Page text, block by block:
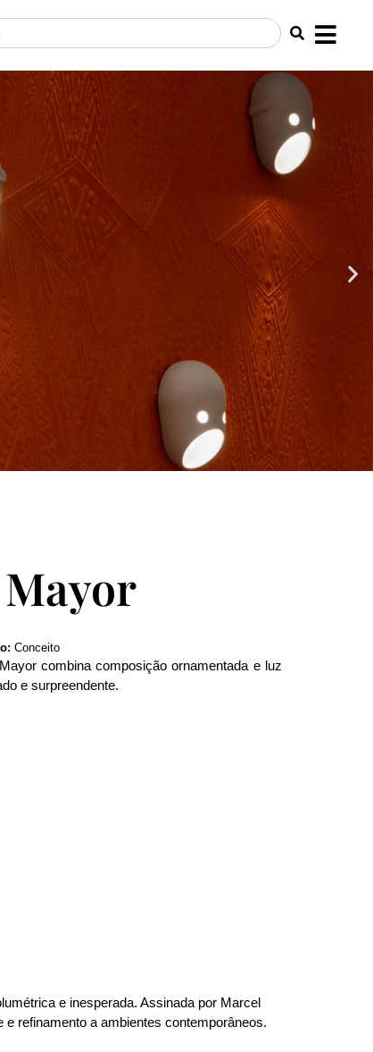
Conceito
combina composição ornamentada e luz
e surpreendente.
e inesperada. Assinada por Marcel
refinamento a ambientes contemporâneos.